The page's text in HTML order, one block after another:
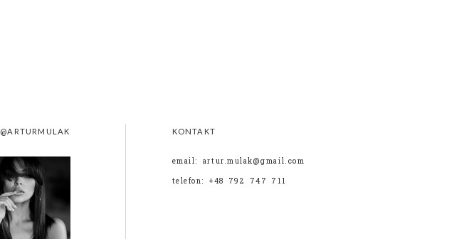
@ARTURMULAK KONTAKT
email: artur.mulak@gmail.com
telefon: +48 792 747 711